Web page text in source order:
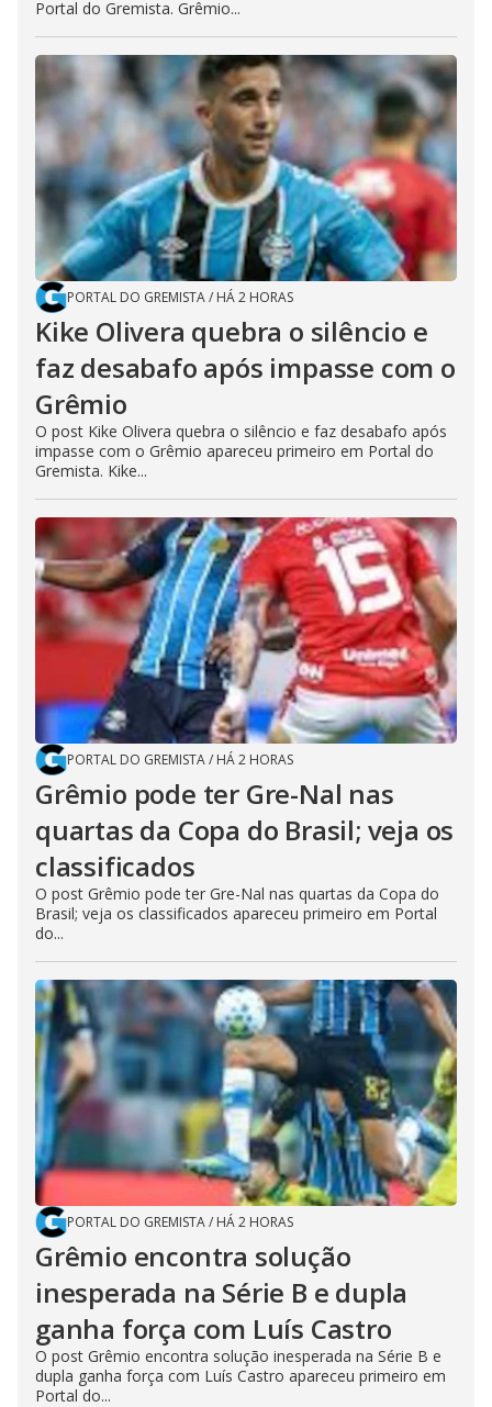
Portal do Gremista. Grêmio...
PORTAL DO GREMISTA/ HÁ 2 HORAS
Kike Olivera quebra o silêncio e
faz desabafo após impasse com o
Grêmio
O post Kike Olivera quebra o silêncio e faz desabafo após
impasse com o Grêmio apareceu primeiro em Portal do
Gremista. Kike...
PORTAL DO GREMISTA/ HÁ 2 HORAS
Grêmio pode ter Gre-Nal nas
quartas da Copa do Brasil; veja os
classificados
O post Grêmio pode ter Gre-Nal nas quartas da Copa do
Brasil; veja os classificados apareceu primeiro em Portal
do...
PORTAL DO GREMISTA/ HÁ 2 HORAS
Grêmio encontra solução
inesperada na Série B e dupla
ganha força com Luís Castro
O post Grêmio encontra solução inesperada na Série B e
dupla ganha força com Luís Castro apareceu primeiro em
Portal do...